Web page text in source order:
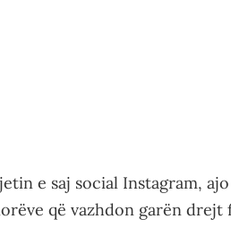
e saj social Instagram,
që vazhdon garën drejt